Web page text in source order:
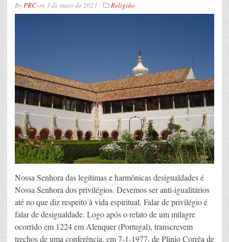
ByPRCon 3 de maio de 2021 Religião
Nossa Senhora das legítimas e harmônicas desigualdades é
Nossa Senhora dos privilégios. Devemos ser anti-igualitários
até no que diz respeito à vida espiritual. Falar de privilégio é
falar de desigualdade. Logo após o relato de um milagre
ocorrido em 1224 em Alenquer (Portugal), transcrevem
trechos de uma conferência, em 7-1-1977, de Plinio Corrêa de